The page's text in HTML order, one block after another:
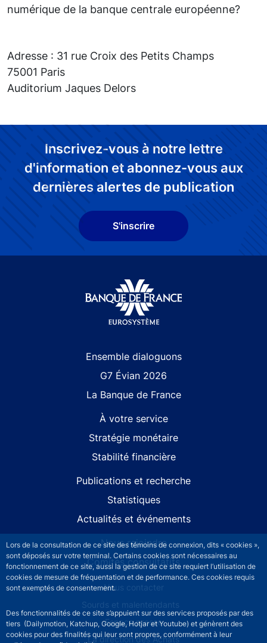
Lors de la consultation de ce site des témoins de connexion, dits « cookies »,
sont déposés sur votre terminal. Certains cookies sont nécessaires au
fonctionnement de ce site, aussi la gestion de ce site requiert l’utilisation de
cookies de mesure de fréquentation et de performance. Ces cookies requis
sont exemptés de consentement.
Des fonctionnalités de ce site s’appuient sur des services proposés par des
tiers (Dailymotion, Katchup, Google, Hotjar et Youtube) et génèrent des
cookies pour des finalités qui leur sont propres, conformément à leur
numérique de la banque centrale européenne?
Adresse : 31 rue Croix des Petits Champs
75001 Paris
Auditorium Jaques Delors
Inscrivez-vous à notre lettre
d'information et abonnez-vous aux
dernières alertes de publication
S'inscrire
Ensemble dialoguons
G7 Évian 2026
La Banque de France
À votre service
Stratégie monétaire
Stabilité financière
Publications et recherche
Statistiques
Actualités et événements
Nous rejoindre
Comités consultatifs
Footer secondary menuNous contacter
Sourds et malentendants
Espace presse
La direction des Achats